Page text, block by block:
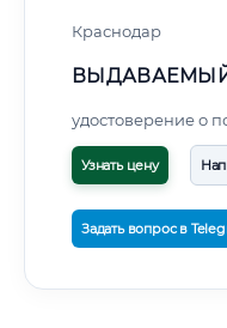
Краснодар
удостоверение о
Узнать цену
Задать вопрос в